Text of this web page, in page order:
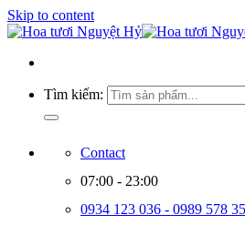
Skip to content
Tìm kiếm:
Contact
07:00 - 23:00
0934 123 036 - 0989 578